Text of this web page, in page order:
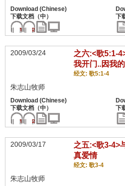
2009/03/24
之六:<歌5:1-
我开门..因我
经文: 歌5:1-4
朱志山牧师
2009/03/17
之五:<歌3-4>
真爱情
经文: 歌3-4
朱志山牧师